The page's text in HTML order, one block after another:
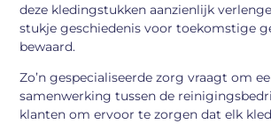
deze kledingstukken aanzienlijk
stukje geschiedenis voor toekomstige
bewaard.
Zo’n gespecialiseerde zorg vraagt om
samenwerking tussen de
klanten om ervoor te zorgen dat elk